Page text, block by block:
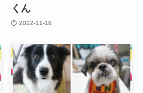
くん
2022-11-18